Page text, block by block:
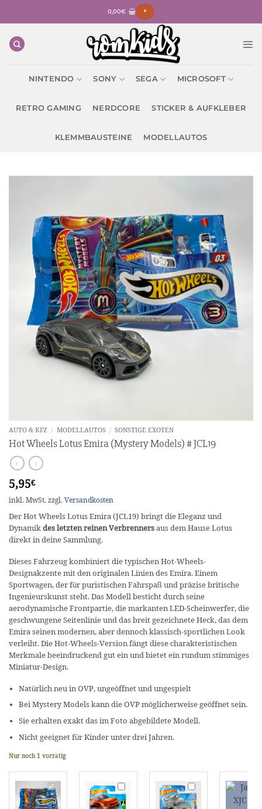
0,00€ +
NINTENDO SONY SEGA MICROSOFT
RETRO GAMING NERDCORE STICKER & AUFKLEBER
KLEMMBAUSTEINE MODELLAUTOS
AUTO & KFZ / MODELLAUTOS / SONSTIGE EXOTEN
Hot Wheels Lotus Emira (Mystery Models) # JCL19
5,95€
inkl. MwSt. zzgl. Versandkosten
Der Hot Wheels Lotus Emira (JCL19) bringt die Eleganz und
Dynamikdes letzten reinen Verbrennersaus dem Hause Lotus
direkt in deine Sammlung.
Dieses Fahrzeug kombiniert die typischen Hot-Wheels-
Designakzente mit den originalen Linien des Emira. Einem
Sportwagen, der für puristischen Fahrspaß und präzise britische
Ingenieurskunst steht. Das Modell besticht durch seine
aerodynamische Frontpartie, die markanten LED-Scheinwerfer, die
geschwungene Seitenlinie und das breit gezeichnete Heck, das dem
Emira seinen modernen, aber dennoch klassisch-sportlichen Look
verleiht. Die Hot-Wheels-Version fängt diese charakteristischen
Merkmale beeindruckend gut ein und bietet ein rundum stimmiges
Miniatur-Design.
Natürlich neu in OVP, ungeöffnet und ungespielt
Bei Mystery Models kann die OVP möglicherweise geöffnet sein.
Sie erhalten exakt das im Foto abgebildete Modell.
Nicht geeignet für Kinder unter drei Jahren.
Nur noch 1 vorrätig
Hot
Wheels
Hot
Wheels
Hot
Wheels